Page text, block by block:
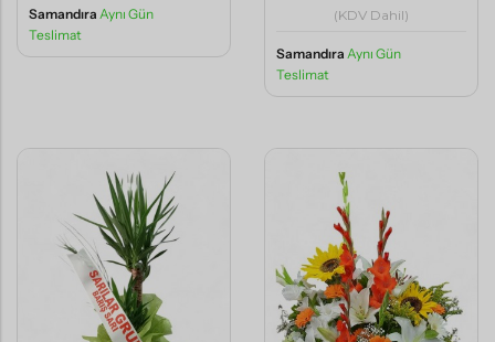
Samandıra Aynı Gün
Teslimat
(KDV Dahil)
Samandıra Aynı Gün
Teslimat